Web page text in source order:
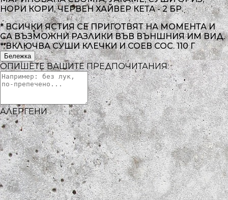
НОРИ КОРИ, ЧЕРВЕН ХАЙВЕР КЕТА - 2 БР.
* ВСИЧКИ ЯСТИЯ СЕ ПРИГОТВЯТ НА МОМЕНТА И
СА ВЪЗМОЖНИ РАЗЛИКИ ВЪВ ВЪНШНИЯ ИМ ВИД.
* ВКЛЮЧВА СУШИ КЛЕЧКИ И СОЕВ СОС. 110 Г
Бележка
ОПИШЕТЕ ВАШИТЕ ПРЕДПОЧИТАНИЯ:
АЛЕРГЕНИ